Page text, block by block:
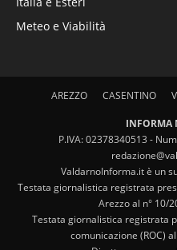
Meteo e Viabilità
AREZZO CASENTINO
INFORMA
P.IVA: 02378340513 -
ValdarnoInforma.it è un
Testata giornalistica registrata
Arezzo al n° 10/
Testata giornalistica registrata
comunicazione (ROC)